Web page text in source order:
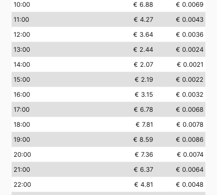
10:00 € 6.88
€ 0.0069
11:00 € 4.27
€ 0.0043
12:00 € 3.64
€ 0.0036
13:00 € 2.44
€ 0.0024
14:00 € 2.07
€ 0.0021
15:00 € 2.19
€ 0.0022
16:00 € 3.15
€ 0.0032
17:00 € 6.78
€ 0.0068
18:00 € 7.81
€ 0.0078
19:00 € 8.59
€ 0.0086
20:00 € 7.36
€ 0.0074
21:00 € 6.37
€ 0.0064
22:00 € 4.81
€ 0.0048